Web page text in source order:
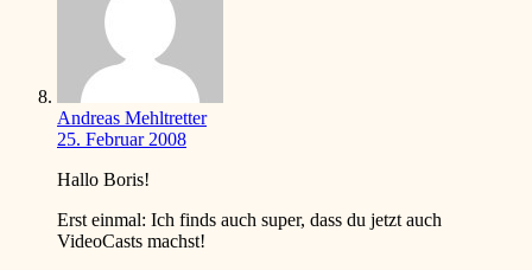
Andreas Mehltretter
25. Februar 2008
Hallo Boris!
Erst einmal: Ich finds auch super, dass du jetzt auch
VideoCasts machst!